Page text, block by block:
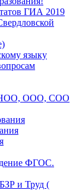
ГИА 2019
языку
НОО, ООО, СОО
ФГОС.
и Труд (